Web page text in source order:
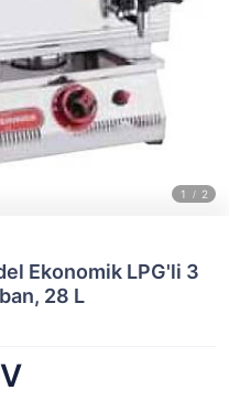
Ekonomik LPG'li 3
28 L